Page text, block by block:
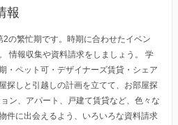
報
の繁忙期です。時期に合わせたイベン
情報収集や資料請求をしましょう。 学
・ペット可・デザイナーズ賃貸・シェア
探しと引越しの計画を立てて、お部屋探
ン、アパート、戸建て賃貸など、色々な
件に出会えるよう、いろいろな資料請求